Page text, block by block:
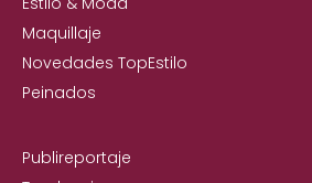
Maquillaje
Novedades TopEstilo
Peinados
Publireportaje